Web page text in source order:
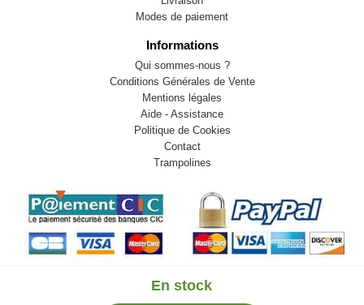
En stock
Modes de paiement
Informations
Qui sommes-nous ?
Conditions Générales de Vente
Mentions légales
Aide - Assistance
Politique de Cookies
Contact
Trampolines